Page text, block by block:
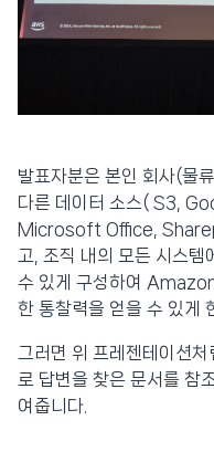
발표자분은 본인 회사(물
다른 데이터 소스( S3,
Microsoft Office,
고, 조직 내의 모든 시스템
수 있게 구성하여
한 통찰력을 얻을 수 있게
그러면 위 프레젠테이션
로 답변을 찾은 문서를 참
여줍니다.